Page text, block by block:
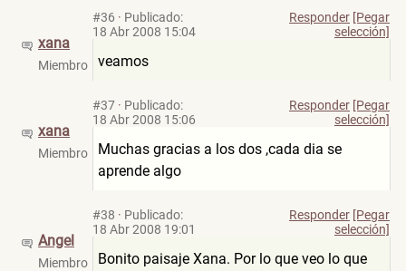
xana
Miembro
#36 · Publicado:
18 Abr 2008 15:04
Responder [Pegar
selección]
veamos
xana
Miembro
#37 · Publicado:
18 Abr 2008 15:06
Responder [Pegar
selección]
Muchas gracias a los dos ,cada dia se
aprende algo
Angel
Miembro
#38 · Publicado:
18 Abr 2008 19:01
Responder [Pegar
selección]
Bonito paisaje Xana. Por lo que veo lo que